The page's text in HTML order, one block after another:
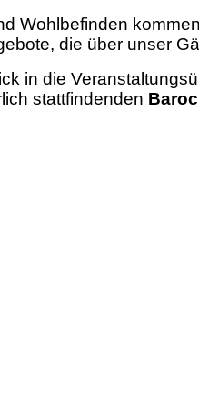
Wohlbefinden
die über unser
in die
stattfindenden